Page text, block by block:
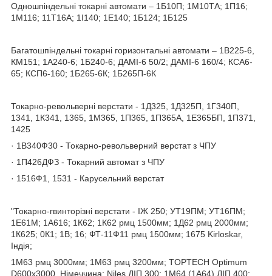
Одношпіндельні токарні автомати – 1Б10П; 1М10ТА; 1П16;
1M116; 11T16A; 1І140; 1Е140; 1Б124; 1Б125
Багатошпіндельні токарні горизонтальні автомати – 1В225-6,
КМ151; 1А240-6; 1Б240-6; ДАМІ-6 50/2; ДАМІ-6 160/4; КСА6-
65; КСП6-160; 1Б265-6К; 1Б265П-6К
Токарно-револьверні верстати - 1Д325, 1Д325П, 1Г340П,
1341, 1К341, 1365, 1М365, 1П365, 1П365А, 1Е365БП, 1П371,
1425
· 1В340Ф30 - Токарно-револьверний верстат з ЧПУ
· 1П426ДФЗ - Токарний автомат з ЧПУ
· 1516Ф1, 1531 - Карусельний верстат
"Токарно-гвинторізні верстати - ІЖ 250; УТ19ПМ; УТ16ПМ;
1Е61М; 1А616; 1К62; 1К62 рмц 1500мм; 1Д62 рмц 2000мм;
1К625; 0К1; 1В; 16; ФТ-11Ф11 рмц 1500мм; 1675 Kirloskar,
Індія;
1М63 рмц 3000мм; 1М63 рмц 3200мм; TOPTECH Optimum
D600х3000, Німеччина; Niles ДІП 300; 1М64 (1А64) ДІП 400;